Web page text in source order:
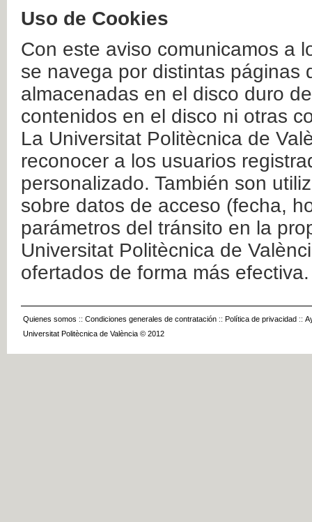
Uso de Cookies
Con este aviso comunicamos a
se navega por distintas páginas
almacenadas en el disco duro
contenidos en el disco ni otras
La Universitat Politècnica de
reconocer a los usuarios
personalizado. También son
sobre datos de acceso (fecha,
parámetros del tránsito en la
Universitat Politècnica de
ofertados de forma más efectiva.
Quienes somos :: Condiciones generales de contratación :: Política de privacidad ::
Universitat Politècnica de València © 2012